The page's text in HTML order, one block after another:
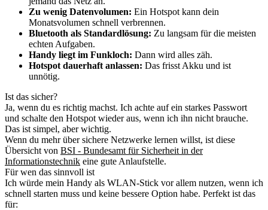
Zu wenig Datenvolumen: Ein Hotspot kann dein
Monatsvolumen schnell verbrennen.
Bluetooth als Standardlösung: Zu langsam für die meisten
echten Aufgaben.
Handy liegt im Funkloch: Dann wird alles zäh.
Hotspot dauerhaft anlassen: Das frisst Akku und ist
unnötig.
Ist das sicher?
Ja, wenn du es richtig machst. Ich achte auf ein starkes Passwort
und schalte den Hotspot wieder aus, wenn ich ihn nicht brauche.
Das ist simpel, aber wichtig.
Wenn du mehr über sichere Netzwerke lernen willst, ist diese
Übersicht von BSI - Bundesamt für Sicherheit in der
Informationstechnik eine gute Anlaufstelle.
Für wen das sinnvoll ist
Ich würde mein Handy als WLAN-Stick vor allem nutzen, wenn ich
schnell starten muss und keine bessere Option habe. Perfekt ist das
für: